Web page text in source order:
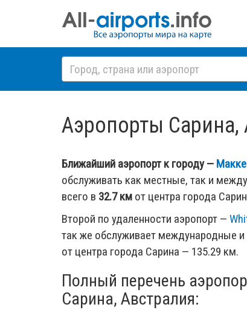
Аэропорты Сарина,
Ближайший аэропорт к городу —
обслуживать как местные, так и
всего в 32.7 км от центра города
Второй по удаленности аэропорт —
так же обслуживает международные
от центра города Сарина — 135.29 км.
Полный перечень
Сарина, Австралия: